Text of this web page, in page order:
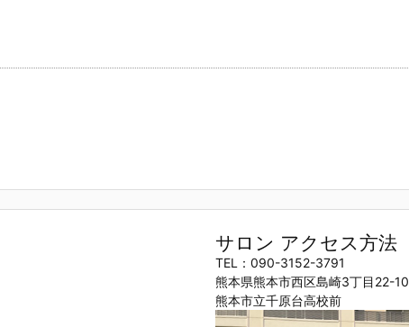
サロン アクセス方法
TEL：090-3152-3791
熊本県熊本市西区島崎3丁目22-10
熊本市立千原台高校前